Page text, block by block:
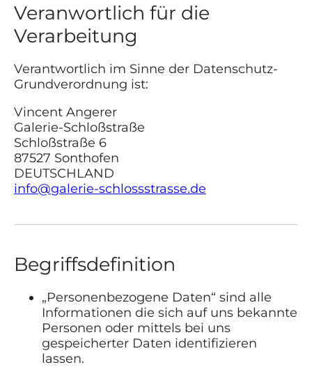
Veranwortlich für die
Verarbeitung
Verantwortlich im Sinne der Datenschutz-
Grundverordnung ist:
Vincent Angerer
Galerie-Schloßstraße
Schloßstraße 6
87527 Sonthofen
DEUTSCHLAND
info@galerie-schlossstrasse.de
Begriffsdefinition
„Personenbezogene Daten“ sind alle
Informationen die sich auf uns bekannte
Personen oder mittels bei uns
gespeicherter Daten identifizieren
lassen.